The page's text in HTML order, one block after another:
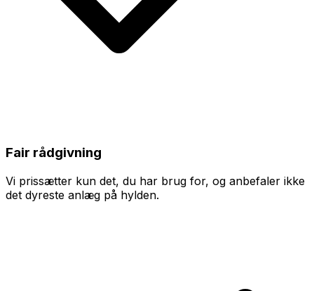
Fair rådgivning
Vi prissætter kun det, du har brug for, og anbefaler ikke
det dyreste anlæg på hylden.